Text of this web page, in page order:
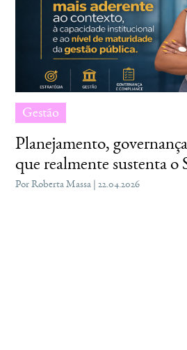
Gestão
Planejamento,
que realmente sustenta o
Por Roberta Massa | 22.04.2026